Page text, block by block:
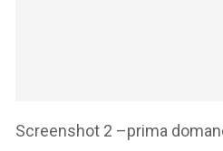
Screenshot 2 –prima